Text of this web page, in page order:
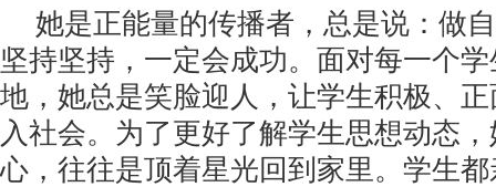
她是正能量的传播者，总是说：做
坚持坚持，一定会成功。面对每一个
地，她总是笑脸迎人，让学生积极、
入社会。为了更好了解学生思想动态
心，往往是顶着星光回到家里。学生